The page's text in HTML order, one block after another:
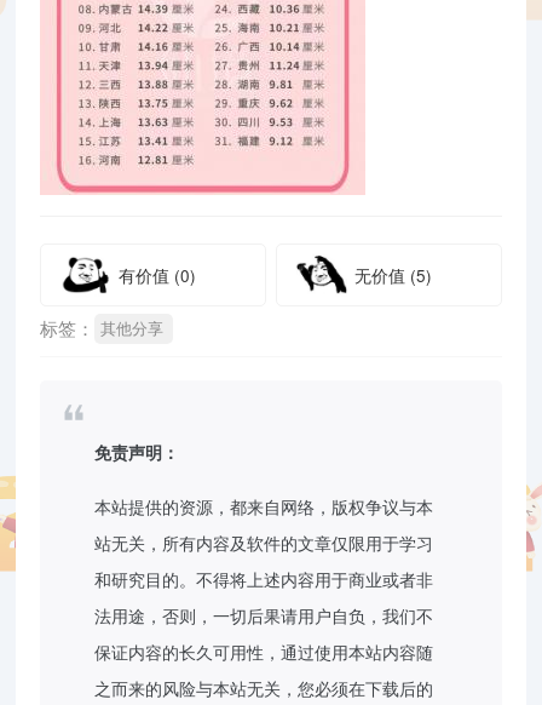
有价值 (0) 无价值 (5)
标签： 其他分享
免责声明：
本站提供的资源，都来自网络，版权争议与本
站无关，所有内容及软件的文章仅限用于学习
和研究目的。不得将上述内容用于商业或者非
法用途，否则，一切后果请用户自负，我们不
保证内容的长久可用性，通过使用本站内容随
之而来的风险与本站无关，您必须在下载后的